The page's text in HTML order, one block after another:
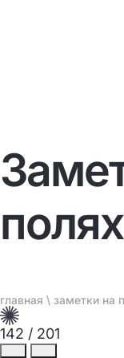
главная \ заметки на
142 / 201